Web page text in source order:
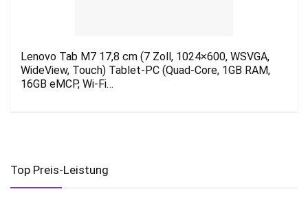
Lenovo Tab M7 17,8 cm (7 Zoll, 1024×600, WSVGA,
WideView, Touch) Tablet-PC (Quad-Core, 1GB RAM,
16GB eMCP, Wi-Fi…
Top Preis-Leistung